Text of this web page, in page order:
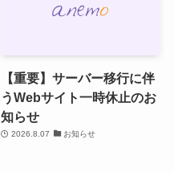
【重要】サーバー移行に伴
うWebサイト一時休止のお
知らせ
2026.8.07 お知らせ